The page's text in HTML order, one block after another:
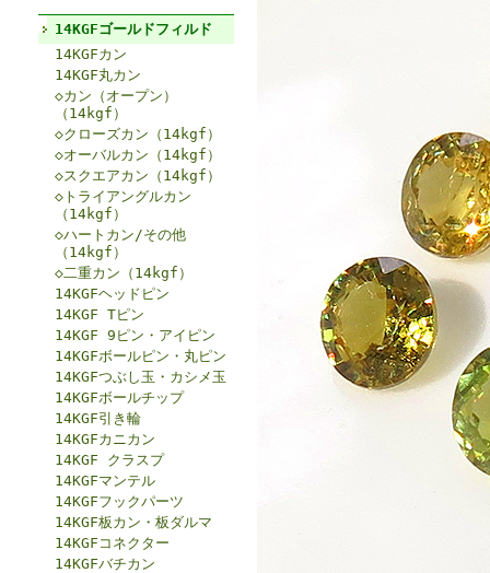
14KGFゴールドフィルド
14KGFカン
14KGF丸カン
◇カン（オープン）
（14kgf）
◇クローズカン（14kgf）
◇オーバルカン（14kgf）
◇スクエアカン（14kgf）
◇トライアングルカン
（14kgf）
◇ハートカン/その他
（14kgf）
◇二重カン（14kgf）
14KGFヘッドピン
14KGF Tピン
14KGF 9ピン・アイピン
14KGFボールピン・丸ピン
14KGFつぶし玉・カシメ玉
14KGFボールチップ
14KGF引き輪
14KGFカニカン
14KGF クラスプ
14KGFマンテル
14KGFフックパーツ
14KGF板カン・板ダルマ
14KGFコネクター
14KGFバチカン